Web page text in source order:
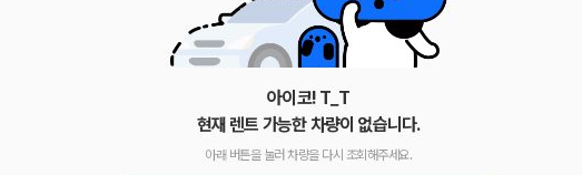
아이코! T_T
현재 렌트 가능한 차량이 없습니다.
아래 버튼을 눌러 차량을 다시 조회해주세요.